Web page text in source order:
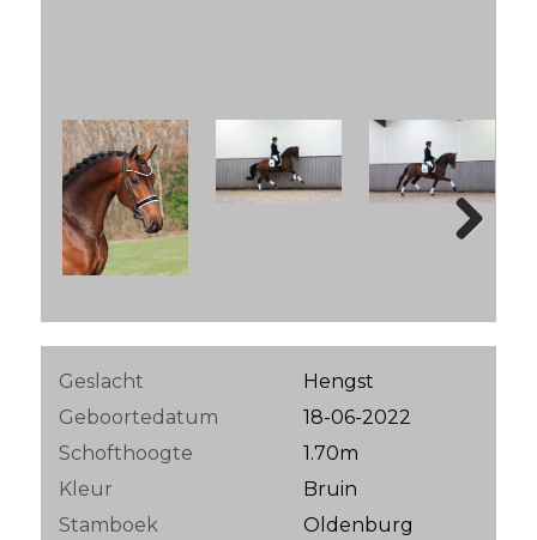
Geslacht
Hengst
Geboortedatum
18-06-2022
Schofthoogte
1.70m
Kleur
Bruin
Stamboek
Oldenburg